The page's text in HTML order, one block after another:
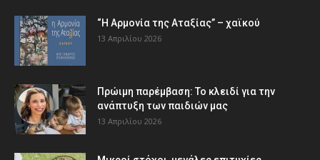
“Η Αρμονία της Αταξίας” – χαϊκού
13 Απριλίου 2026
Πρώιμη παρέμβαση: Το κλειδί για την
ανάπτυξη των παιδιών µας
13 Απριλίου 2026